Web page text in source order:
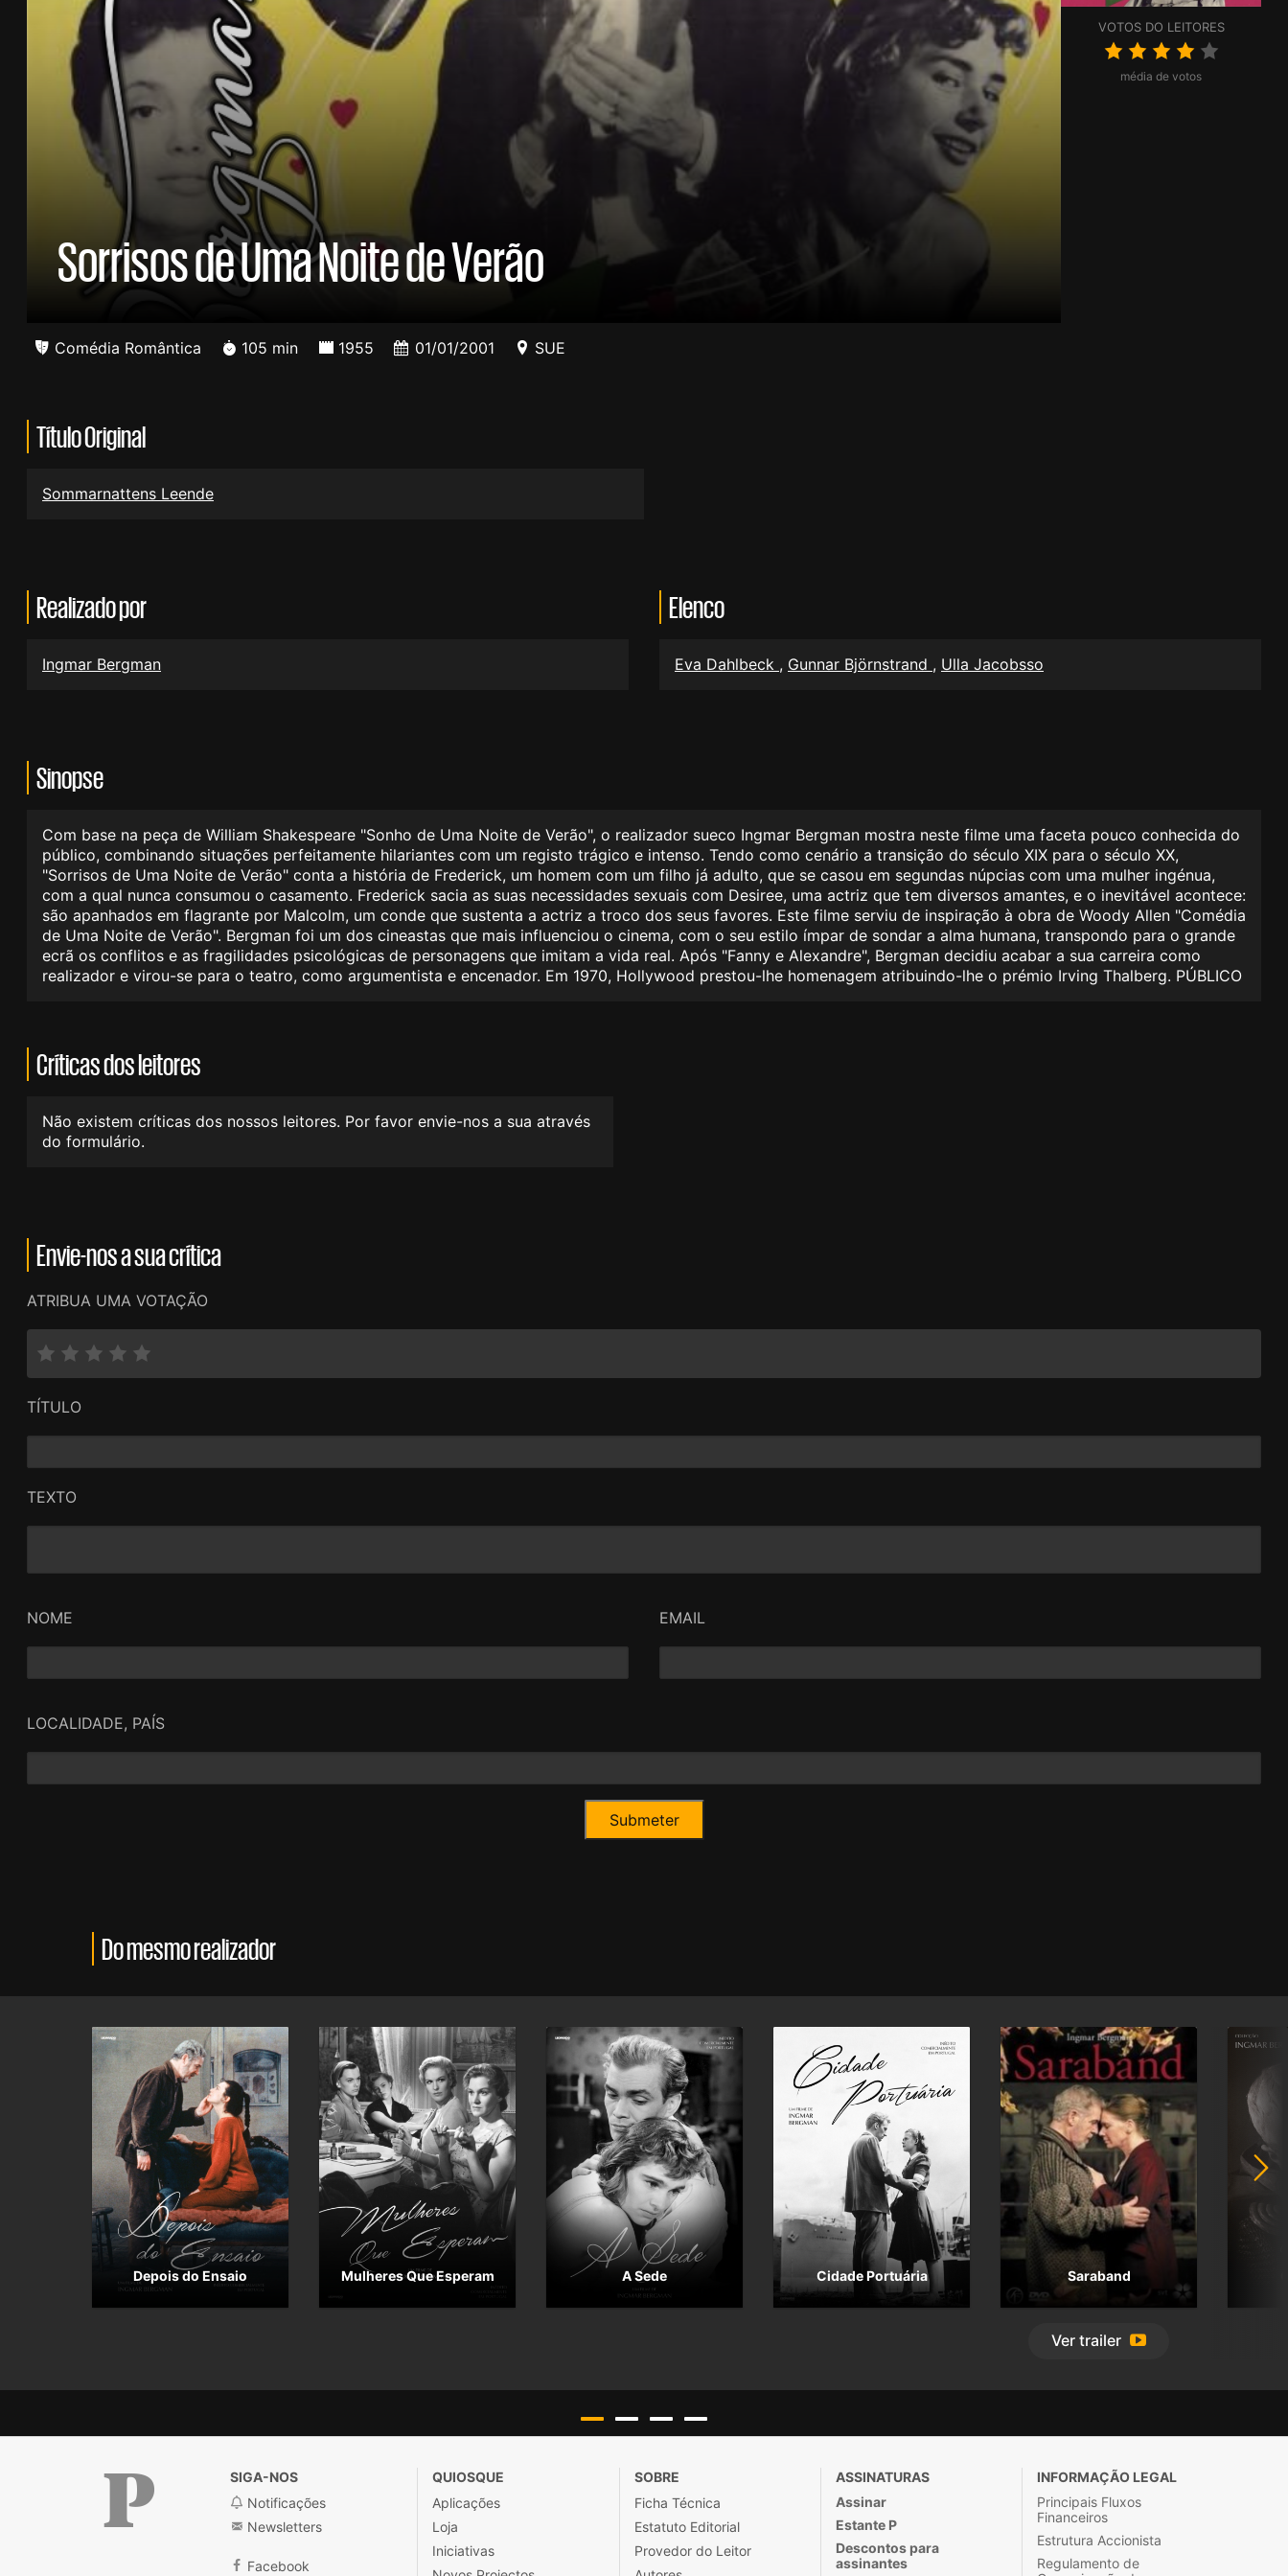
Sorrisos de Uma Noite de Verão
VOTOS DO LEITORES
média de votos
Comédia Romântica 105 min 1955 01/01/2001 SUE
Título Original
Sommarnattens Leende
Realizado por
Ingmar Bergman
Elenco
Eva Dahlbeck , Gunnar Björnstrand , Ulla Jacobsso
Sinopse
Com base na peça de William Shakespeare "Sonho de Uma Noite de Verão", o realizador sueco Ingmar Bergman mostra neste filme uma faceta pouco conhecida do
público, combinando situações perfeitamente hilariantes com um registo trágico e intenso. Tendo como cenário a transição do século XIX para o século XX,
"Sorrisos de Uma Noite de Verão" conta a história de Frederick, um homem com um filho já adulto, que se casou em segundas núpcias com uma mulher ingénua,
com a qual nunca consumou o casamento. Frederick sacia as suas necessidades sexuais com Desiree, uma actriz que tem diversos amantes, e o inevitável acontece:
são apanhados em flagrante por Malcolm, um conde que sustenta a actriz a troco dos seus favores. Este filme serviu de inspiração à obra de Woody Allen "Comédia
de Uma Noite de Verão". Bergman foi um dos cineastas que mais influenciou o cinema, com o seu estilo ímpar de sondar a alma humana, transpondo para o grande
ecrã os conflitos e as fragilidades psicológicas de personagens que imitam a vida real. Após "Fanny e Alexandre", Bergman decidiu acabar a sua carreira como
realizador e virou-se para o teatro, como argumentista e encenador. Em 1970, Hollywood prestou-lhe homenagem atribuindo-lhe o prémio Irving Thalberg. PÚBLICO
Críticas dos leitores
Não existem críticas dos nossos leitores. Por favor envie-nos a sua através
do formulário.
Envie-nos a sua crítica
ATRIBUA UMA VOTAÇÃO
TÍTULO
TEXTO
NOME EMAIL
LOCALIDADE, PAÍS
Do mesmo realizador
Depois do Ensaio Mulheres Que Esperam A Sede Cidade Portuária Saraband
Ver trailer
SIGA-NOS
Notificações
Newsletters
Facebook
QUIOSQUE
Aplicações
Loja
Iniciativas
SOBRE
Ficha Técnica
Estatuto Editorial
Provedor do Leitor
ASSINATURAS
Assinar
Estante P
Descontos para
assinantes
INFORMAÇÃO LEGAL
Principais Fluxos
Financeiros
Estrutura Accionista
Regulamento de